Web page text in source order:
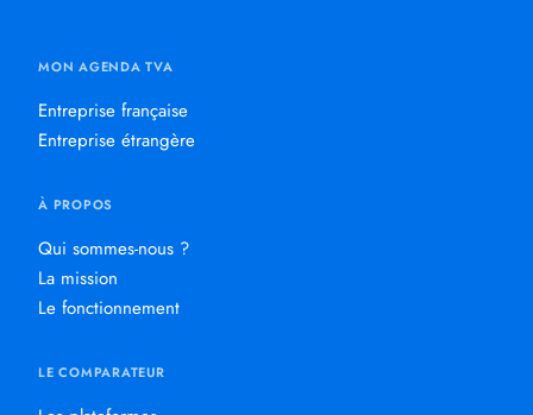
MON AGENDA TVA
Entreprise française
Entreprise étrangère
À PROPOS
Qui sommes-nous ?
La mission
Le fonctionnement
LE COMPARATEUR